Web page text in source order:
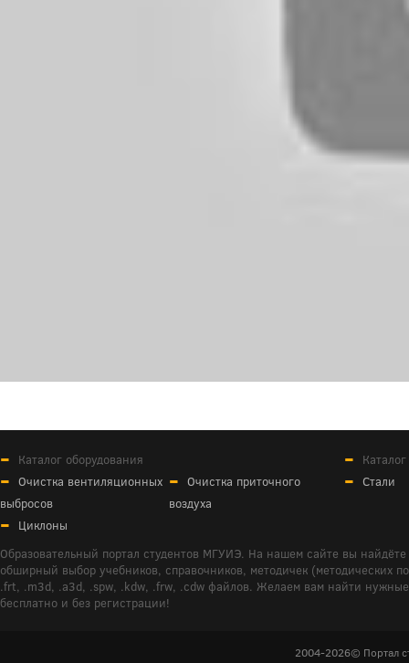
Каталог оборудования
Очистка вентиляционных
выбросов
Очистка приточного
воздуха
Циклоны
Стали
Образовательный портал студентов МГУИЭ. На нашем сайте вы
обширный выбор учебников, справочников, методичек (методических
.frt, .m3d, .a3d, .spw, .kdw, .frw, .cdw файлов. Желаем вам найти
бесплатно и без регистрации!
2004-2026© Портал